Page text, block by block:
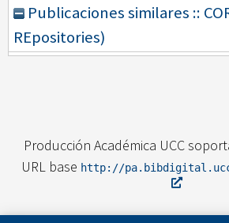
Publicaciones similares ::
REpositories)
Producción Académica UCC
URL base http://